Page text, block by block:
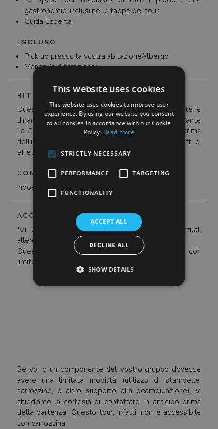
spiacevoli sorprese.
gastronomici inclusi nelle tappe del tour
Guida Esperta
ESCLUSO
Pick up presso la vostra abitazione/albergo
Mance (a discrezione)
RITROVO
Questo tour di 4 ore a piedi inizia dalla vibrante e
dinamica Piazza Campo de' Fiori davanti al ristorante
La Carbonara. Vi preghiamo di arrivare 15 minuti prima
dell'inizio del tour per consentire al nostro staff di
effettuare il check-in in tutta tranquillità.
COME VESTIRE
Indossate abiti e scarpe comode.
ACCESSIBILITA
"Vi preghiamo di informarci in anticipo di eventuali
allergie o intolleranze al cibo.
Questo tour non è accessibile per persone con
limitata mobilità.
Se voi o un componente del vostro gruppo dovesse
avere una limitata mobilità (utilizzo di stampelle,
carrozzine, o altro supporto alla deambulazione), vi
chiediamo la cortesia di contattarci in anticipo prima
della partenza. Questo tour, infatti, non è accessibile
con carrozzina.
This website uses cookies
This website uses cookies to improve user
experience. By using our website you consent
to all cookies in accordance with our Cookie
Policy. Read more
STRICTLY NECESSARY
PERFORMANCE TARGETING
FUNCTIONALITY
ACCEPT ALL
DECLINE ALL
SHOW DETAILS